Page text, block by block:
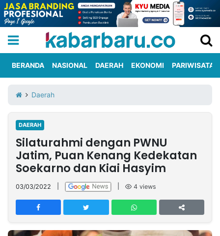
Iklan
Berita
Kami
Nasional
International
Olahraga
Entertainment
Daerah
Pariwisata
Kuliner
Kolom
Network
PT
TREETAN
INDONESIA
BERANDA NASIONAL DAERAH EKONOMI PARIWISATA
Daerah
DAERAH
Silaturahmi dengan PWNU
Jatim, Puan Kenang Kedekatan
Soekarno dan Kiai Hasyim
03/03/2022 4 views